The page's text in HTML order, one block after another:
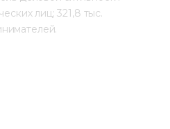
лиц; 321,8 тыс.